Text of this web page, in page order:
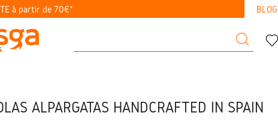
à partir de 70€* BLOG
ALPARGATAS HANDCRAFTED IN SPAIN